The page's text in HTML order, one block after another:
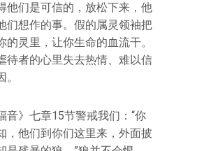
他们是可信的，放松下来，他
们想作的事。假的属灵领袖把
的灵里，让你生命的血流干。
待者的心里失去热情、难以信
音》七章15节警戒我们：“你
，他们到你们这里来，外面披